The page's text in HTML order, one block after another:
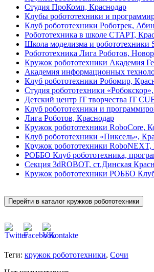
Студия ПроКомп, Краснодар
Клубы робототехники и
Клуб робототехники Роботрек,
Робототехника в школе СТАРТ,
Школа моделизма и робототехники
Робототехника Лига Роботов,
Кружок робототехники Академия
Академия информационных
Клуб робототехники Робомир,
Студия робототехники
Детский центр IT творчества IT
Клуб робототехники и
Лига Роботов, Краснодар
Кружок робототехники RoboCore,
Клуб робототехники «Пиксель»,
Кружок робототехники RoboNEXT,
РОББО Клуб робототехника,
Секция 3dROBOT, ст.Динская
Кружок робототехники РОББО
Теги: кружок робототехники, Сочи